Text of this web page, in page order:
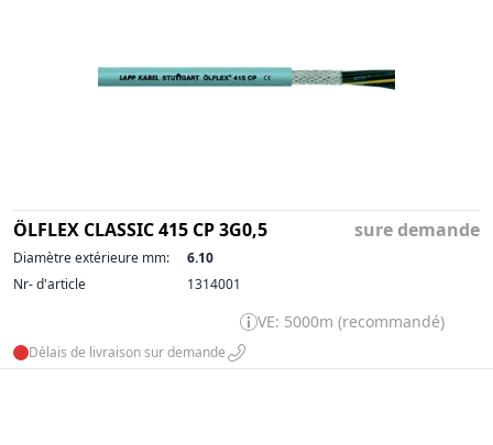
ÖLFLEX CLASSIC 415 CP 3G0,5 sure demande
Diamètre extérieure mm:
6.10
Nr- d'article
1314001
VE: 5000m (recommandé)
Délais de livraison sur demande